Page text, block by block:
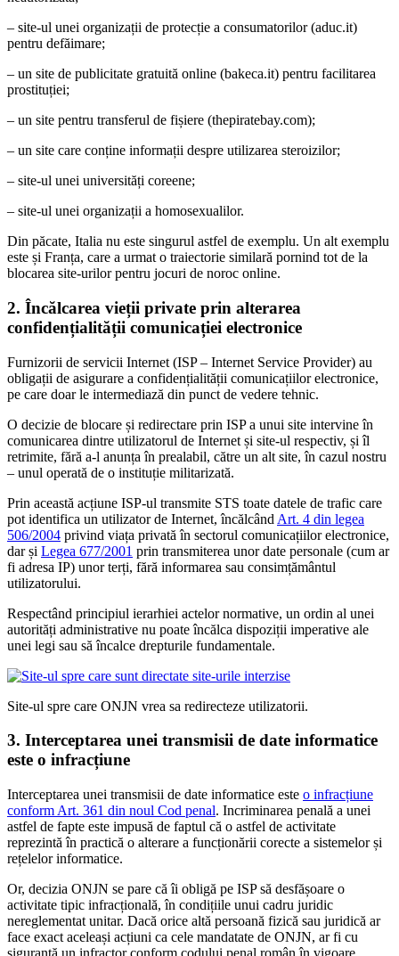
– site-ul unei organizații de protecție a consumatorilor (aduc.it)
pentru defăimare;
– un site de publicitate gratuită online (bakeca.it) pentru facilitarea
prostituției;
– un site pentru transferul de fișiere (thepiratebay.com);
– un site care conține informații despre utilizarea steroizilor;
– site-ul unei universități coreene;
– site-ul unei organizații a homosexualilor.
Din păcate, Italia nu este singurul astfel de exemplu. Un alt exemplu
este și Franța, care a urmat o traiectorie similară pornind tot de la
blocarea site-urilor pentru jocuri de noroc online.
2. Încălcarea vieții private prin alterarea
confidențialității comunicației electronice
Furnizorii de servicii Internet (ISP – Internet Service Provider) au
obligații de asigurare a confidențialității comunicațiilor electronice,
pe care doar le intermediază din punct de vedere tehnic.
O decizie de blocare și redirectare prin ISP a unui site intervine în
comunicarea dintre utilizatorul de Internet și site-ul respectiv, și îl
retrimite, fără a-l anunța în prealabil, către un alt site, în cazul nostru
– unul operată de o instituție militarizată.
Prin această acțiune ISP-ul transmite STS toate datele de trafic care
pot identifica un utilizator de Internet, încălcând Art. 4 din legea
506/2004 privind viața privată în sectorul comunicațiilor electronice,
dar și Legea 677/2001 prin transmiterea unor date personale (cum ar
fi adresa IP) unor terți, fără informarea sau consimțământul
utilizatorului.
Respectând principiul ierarhiei actelor normative, un ordin al unei
autorități administrative nu poate încălca dispoziții imperative ale
unei legi sau să încalce drepturile fundamentale.
Site-ul spre care ONJN vrea sa redirecteze utilizatorii.
3. Interceptarea unei transmisii de date informatice
este o infracțiune
Interceptarea unei transmisii de date informatice este o infracțiune
conform Art. 361 din noul Cod penal. Incriminarea penală a unei
astfel de fapte este impusă de faptul că o astfel de activitate
reprezintă în practică o alterare a funcționării corecte a sistemelor și
rețelelor informatice.
Or, decizia ONJN se pare că îi obligă pe ISP să desfășoare o
activitate tipic infracțională, în condițiile unui cadru juridic
nereglementat unitar. Dacă orice altă persoană fizică sau juridică ar
face exact aceleași acțiuni ca cele mandatate de ONJN, ar fi cu
siguranță un infractor conform codului penal român în vigoare.